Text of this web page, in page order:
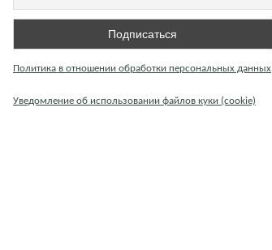
Политика в отношении обработки персональных данных
Уведомление об использовании файлов куки (cookie)